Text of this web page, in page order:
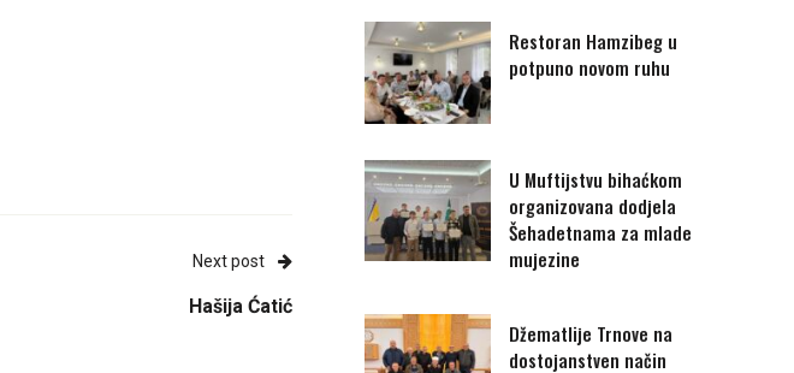
Next post
Hašija Ćatić
Restoran Hamzibeg u
potpuno novom ruhu
U Muftijstvu bihaćkom
organizovana dodjela
Šehadetnama za mlade
mujezine
Džematlije Trnove na
dostojanstven način